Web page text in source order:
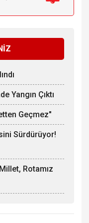
Yangın Çıktı
Geçmez"
Sürdürüyor!
Rotamız